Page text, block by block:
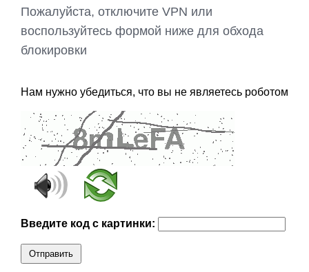
Пожалуйста, отключите VPN или
воспользуйтесь формой ниже для обхода
блокировки
Нам нужно убедиться, что вы не являетесь роботом
Введите код с картинки:
Отправить